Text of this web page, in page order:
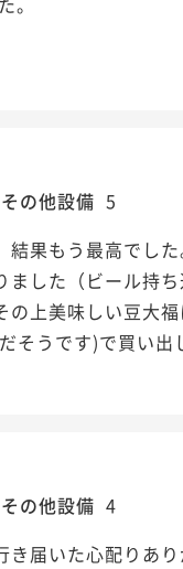
その他設備 5
果もう最高でし
した（ビール持
上美味しい豆大
そうです)で買い出
その他設備 4
届いた心配りあ